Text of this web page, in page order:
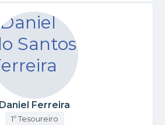
Daniel Ferreira
1º Tesoureiro